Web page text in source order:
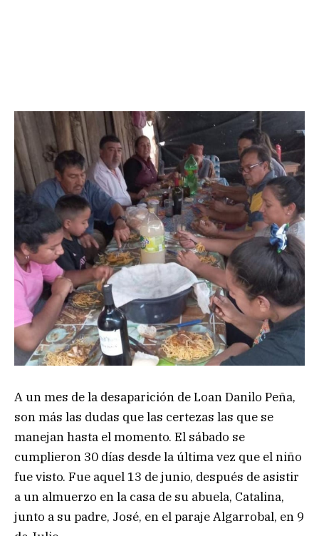
A un mes de la desaparición de Loan Danilo Peña,
son más las dudas que las certezas las que se
manejan hasta el momento. El sábado se
cumplieron 30 días desde la última vez que el niño
fue visto. Fue aquel 13 de junio, después de asistir
a un almuerzo en la casa de su abuela, Catalina,
junto a su padre, José, en el paraje Algarrobal, en 9